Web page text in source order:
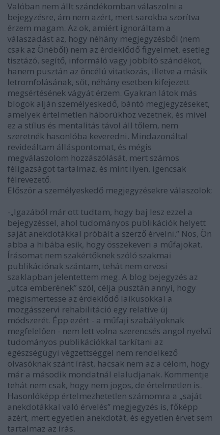
Valóban nem állt szándékomban válaszolni a
bejegyzésre, ám nem azért, mert sarokba szorítva
érzem magam. Az ok, amiért ignoráltam a
válaszadást az, hogy néhány megjegyzésből (nem
csak az Önéből) nem az érdeklődő figyelmet, esetleg
tisztázó, segítő, informáló vagy jobbító szándékot,
hanem pusztán az öncélú vitatkozás, illetve a másik
letromfolásának, sőt, néhány esetben kifejezett
megsértésének vágyát érzem. Gyakran látok más
blogok alján személyeskedő, bántó megjegyzéseket,
amelyek értelmetlen háborúkhoz vezetnek, és mivel
ez a stílus és mentalitás távol áll tőlem, nem
szeretnék hasonlóba keveredni. Mindazonáltal
revideáltam álláspontomat, és mégis
megválaszolom hozzászólását, mert számos
féligazságot tartalmaz, és mint ilyen, igencsak
félrevezető.
Először a személyeskedő megjegyzésekre válaszolok:
-„Igazából már ott tudtam, hogy baj lesz ezzel a
bejegyzéssel, ahol tudományos publikációk helyett
saját anekdotákkal próbált a szerző érvelni.” Nos, Ön
abba a hibába esik, hogy összekeveri a műfajokat.
Írásomat nem szakértőknek szóló szakmai
publikációnak szántam, tehát nem orvosi
szaklapban jelentettem meg. A blog bejegyzés az
„utca emberének” szól, célja pusztán annyi, hogy
megismertesse az érdeklődő laikusokkal a
mozgásszervi rehabilitáció egy relatíve új
módszerét. Épp ezért - a műfaji szabályoknak
megfelelően - nem lett volna szerencsés angol nyelvű
tudományos publikációkkal tarkítani az
egészségügyi végzettséggel nem rendelkező
olvasóknak szánt írást, hacsak nem az a célom, hogy
már a második mondatnál elaludjanak. Kommentje
tehát nem csak, hogy nem jogos, de értelmetlen is.
Hasonlóképp értelmezhetetlen számomra a „saját
anekdotákkal való érvelés” megjegyzés is, főképp
azért, mert egyetlen anekdotát, és egyetlen érvet sem
tartalmaz az írás.